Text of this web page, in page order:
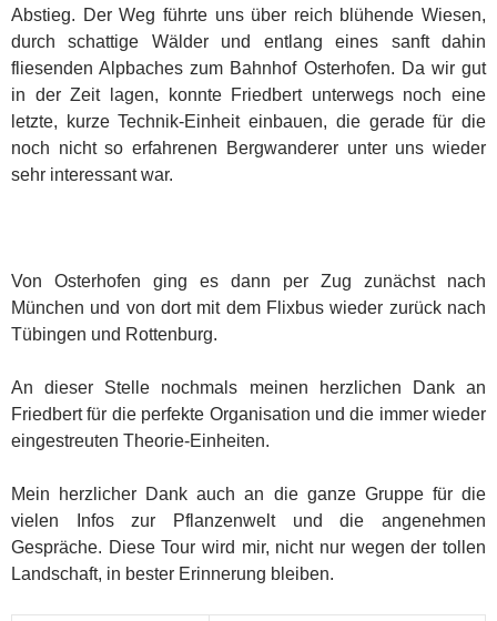
Abstieg. Der Weg führte uns über reich blühende Wiesen,
durch schattige Wälder und entlang eines sanft dahin
fliesenden Alpbaches zum Bahnhof Osterhofen. Da wir gut
in der Zeit lagen, konnte Friedbert unterwegs noch eine
letzte, kurze Technik-Einheit einbauen, die gerade für die
noch nicht so erfahrenen Bergwanderer unter uns wieder
sehr interessant war.
Von Osterhofen ging es dann per Zug zunächst nach
München und von dort mit dem Flixbus wieder zurück nach
Tübingen und Rottenburg.
An dieser Stelle nochmals meinen herzlichen Dank an
Friedbert für die perfekte Organisation und die immer wieder
eingestreuten Theorie-Einheiten.
Mein herzlicher Dank auch an die ganze Gruppe für die
vielen Infos zur Pflanzenwelt und die angenehmen
Gespräche. Diese Tour wird mir, nicht nur wegen der tollen
Landschaft, in bester Erinnerung bleiben.